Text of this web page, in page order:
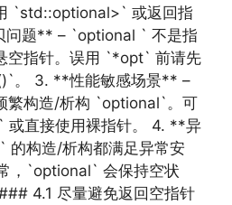
`std::optional>` 或返回指
问题** – `optional ` 不是指
空指针。误用 `*opt` 前请先
。 3. **性能敏感场景** –
繁构造/析构 `optional`。可
直接使用裸指针。 4. **异
构造/析构都满足异常安
，`optional` 会保持空状
4.1 尽量避免返回空指针